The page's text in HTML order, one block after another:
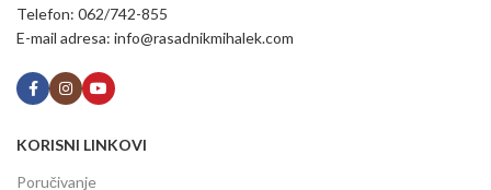
Telefon: 062/742-855
E-mail adresa: info@rasadnikmihalek.com
KORISNI LINKOVI
Poručivanje